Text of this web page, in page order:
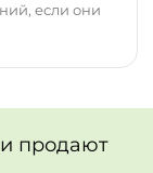
если они
продают